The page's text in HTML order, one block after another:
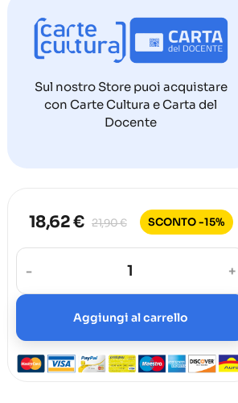
Sul nostro Store puoi acquistare
con Carte Cultura e Carta del
Docente
18,62 € 21,90 € SCONTO -15%
- +
Aggiungi al carrello